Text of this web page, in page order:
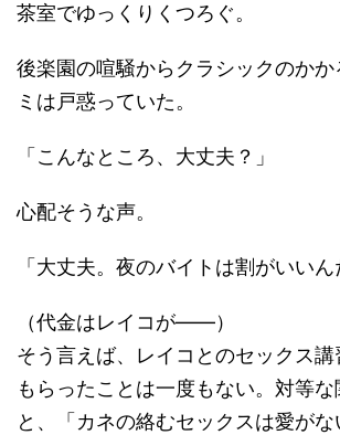
茶室でゆっくりくつろぐ。
後楽園の喧騒からクラシックのかか
ミは戸惑っていた。
「こんなところ、大丈夫？」
心配そうな声。
「大丈夫。夜のバイトは割がいいん
（代金はレイコが――）
そう言えば、レイコとのセックス
もらったことは一度もない。対等
と、「カネの絡むセックスは愛が